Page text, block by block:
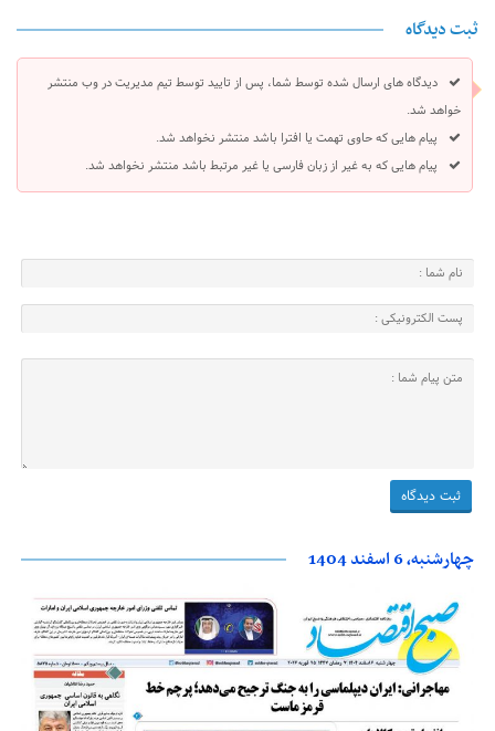
ثبت دیدگاه
دیدگاه های ارسال شده توسط شما، پس از تایید توسط تیم مدیریت در وب منتشر
خواهد شد.
پیام هایی که حاوی تهمت یا افترا باشد منتشر نخواهد شد.
پیام هایی که به غیر از زبان فارسی یا غیر مرتبط باشد منتشر نخواهد شد.
چهارشنبه، 6 اسفند 1404